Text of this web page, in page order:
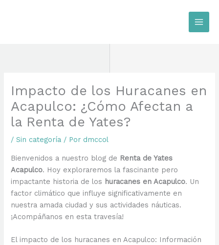
Impacto de los Huracanes en
Acapulco: ¿Cómo Afectan a
la Renta de Yates?
/Sin categoría / Por dmccol
Bienvenidos a nuestro blog de Renta de Yates
Acapulco. Hoy exploraremos la fascinante pero
impactante historia de los huracanes en Acapulco. Un
factor climático que influye significativamente en
nuestra amada ciudad y sus actividades náuticas.
¡Acompáñanos en esta travesía!
El impacto de los huracanes en Acapulco: Información